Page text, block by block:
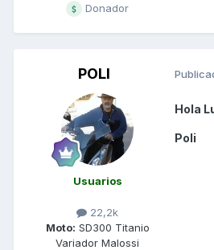
Donador
POLI
Usuarios
22,2k
Moto: SD300 Titanio
Variador Malossi
Hola
Poli